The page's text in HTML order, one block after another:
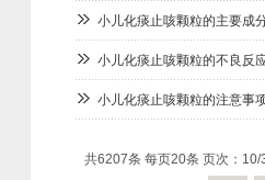
小儿化痰止咳颗粒的主要成
小儿化痰止咳颗粒的不良反
小儿化痰止咳颗粒的注意事
共6207条 每页20条 页次：10/